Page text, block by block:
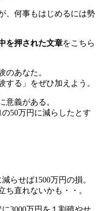
、何事もはじめるには勢
を押された文章をこちら
のあなた。
する」をぜひ加えよう。
意義がある。
50万円に減らしたとす
らせば1500万円の損。
ち直れないかも・・。